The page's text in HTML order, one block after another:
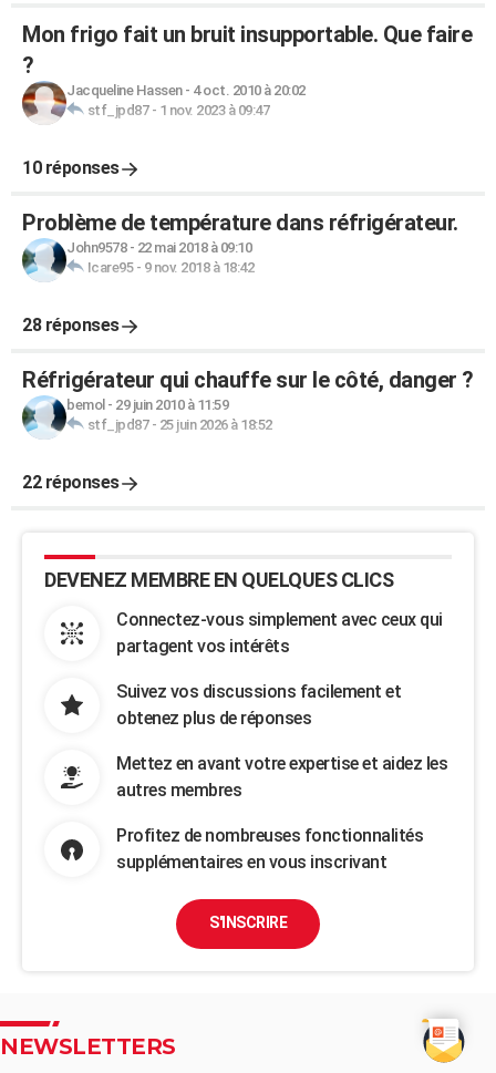
Mon frigo fait un bruit insupportable. Que faire
?
Jacqueline Hassen- 4 oct. 2010 à 20:02
stf_jpd87- 1 nov. 2023 à 09:47
10 réponses
Problème de température dans réfrigérateur.
John9578- 22 mai 2018 à 09:10
Icare95- 9 nov. 2018 à 18:42
28 réponses
Réfrigérateur qui chauffe sur le côté, danger ?
bemol - 29 juin 2010 à 11:59
stf_jpd87- 25 juin 2026 à 18:52
22 réponses
DEVENEZ MEMBRE EN QUELQUES CLICS
Connectez-vous simplement avec ceux qui
partagent vos intérêts
Suivez vos discussions facilement et
obtenez plus de réponses
Mettez en avant votre expertise et aidez les
autres membres
Profitez de nombreuses fonctionnalités
supplémentaires en vous inscrivant
S'INSCRIRE
NEWSLETTERS